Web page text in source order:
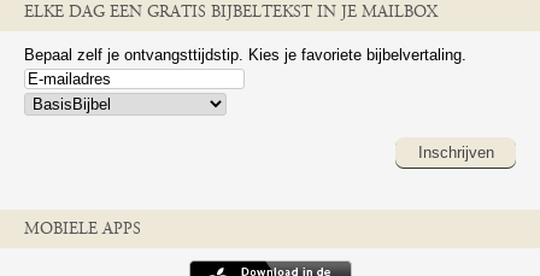
ELKE DAG EEN GRATIS BIJBELTEKST IN JE MAILBOX
Bepaal zelf je ontvangsttijdstip. Kies je favoriete bijbelvertaling.
Inschrijven
MOBIELE APPS